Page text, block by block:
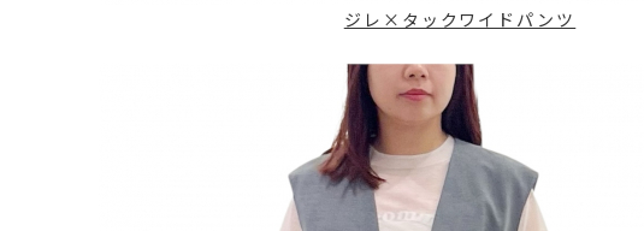
ジレ×タックワイドパンツ